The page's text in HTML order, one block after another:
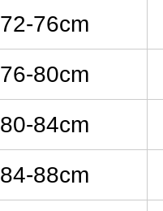
72-76cm
76-80cm
80-84cm
84-88cm